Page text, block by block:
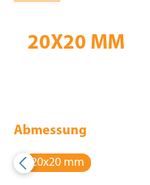
20X20 MM
Abmessung
20x20 mm